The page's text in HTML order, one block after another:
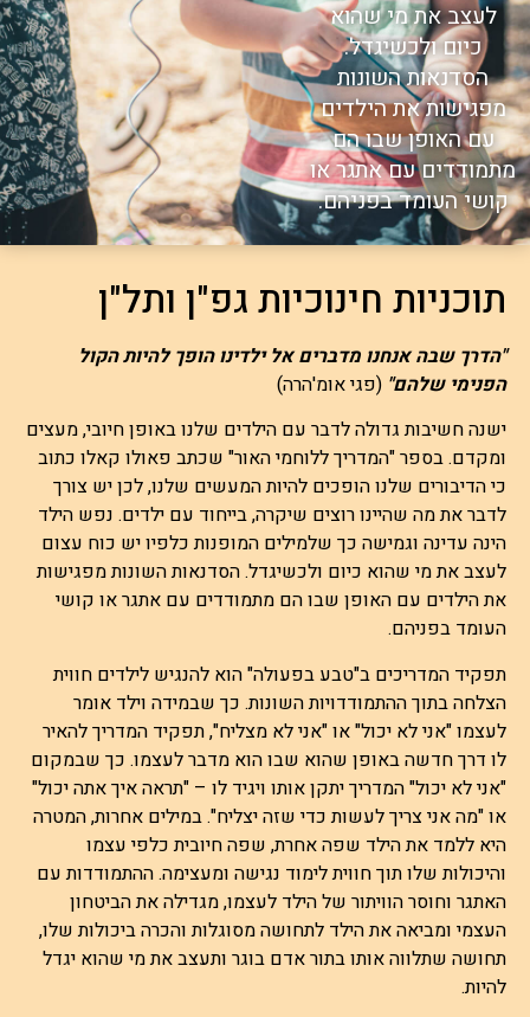
לעצב את מי שהוא
כיום ולכשיגדל.
הסדנאות השונות
מפגישות את הילדים
עם האופן שבו הם
מתמודדים עם אתגר או
קושי העומד בפניהם.
תוכניות חינוכיות גפ"ן ותל"ן
"הדרך שבה אנחנו מדברים אל ילדינו הופך להיות הקול
הפנימי שלהם" (פגי אומ'הרה)
ישנה חשיבות גדולה לדבר עם הילדים שלנו באופן חיובי, מעצים
ומקדם. בספר "המדריך ללוחמי האור" שכתב פאולו קאלו כתוב
כי הדיבורים שלנו הופכים להיות המעשים שלנו, לכן יש צורך
לדבר את מה שהיינו רוצים שיקרה, בייחוד עם ילדים. נפש הילד
הינה עדינה וגמישה כך שלמילים המופנות כלפיו יש כוח עצום
לעצב את מי שהוא כיום ולכשיגדל. הסדנאות השונות מפגישות
את הילדים עם האופן שבו הם מתמודדים עם אתגר או קושי
העומד בפניהם.
תפקיד המדריכים ב"טבע בפעולה" הוא להנגיש לילדים חווית
הצלחה בתוך ההתמודדויות השונות. כך שבמידה וילד אומר
לעצמו "אני לא יכול" או "אני לא מצליח", תפקיד המדריך להאיר
לו דרך חדשה באופן שהוא שבו הוא מדבר לעצמו. כך שבמקום
"אני לא יכול" המדריך יתקן אותו ויגיד לו – "תראה איך אתה יכול"
או "מה אני צריך לעשות כדי שזה יצליח". במילים אחרות, המטרה
היא ללמד את הילד שפה אחרת, שפה חיובית כלפי עצמו
והיכולות שלו תוך חווית לימוד נגישה ומעצימה. ההתמודדות עם
האתגר וחוסר הוויתור של הילד לעצמו, מגדילה את הביטחון
העצמי ומביאה את הילד לתחושה מסוגלות והכרה ביכולות שלו,
תחושה שתלווה אותו בתור אדם בוגר ותעצב את מי שהוא יגדל
להיות.